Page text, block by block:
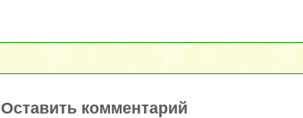
Оставить комментарий